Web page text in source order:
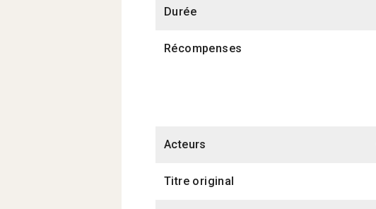
Durée
Récompenses
Acteurs
Titre original